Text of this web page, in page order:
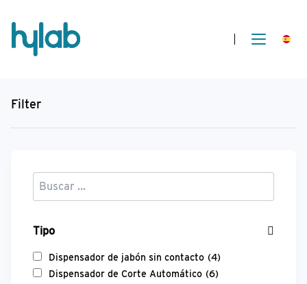
Filter
Tipo
Dispensador de jabón sin contacto (4)
Dispensador de Corte Automático (6)